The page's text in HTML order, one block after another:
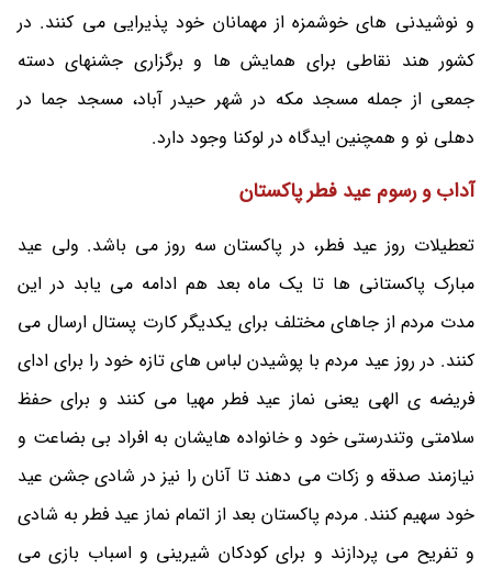
و نوشیدنی های خوشمزه از مهمانان خود پذیرایی می کنند. در
کشور هند نقاطی برای همایش ها و برگزاری جشنهای دسته
جمعی از جمله مسجد مکه در شهر حیدر آباد، مسجد جما در
دهلی نو و همچنین ایدگاه در لوکنا وجود دارد.
آداب و رسوم عید فطر پاکستان
تعطیلات روز عید فطر، در پاکستان سه روز می باشد. ولی عید
مبارک پاکستانی ها تا یک ماه بعد هم ادامه می یابد در این
مدت مردم از جاهای مختلف برای یکدیگر کارت پستال ارسال می
کنند. در روز عید مردم با پوشیدن لباس های تازه خود را برای ادای
فریضه ی الهی یعنی نماز عید فطر مهیا می کنند و برای حفظ
سلامتی وتندرستی خود و خانواده هایشان به افراد بی بضاعت و
نیازمند صدقه و زکات می دهند تا آنان را نیز در شادی جشن عید
خود سهیم کنند. مردم پاکستان بعد از اتمام نماز عید فطر به شادی
و تفریح می پردازند و برای کودکان شیرینی و اسباب بازی می